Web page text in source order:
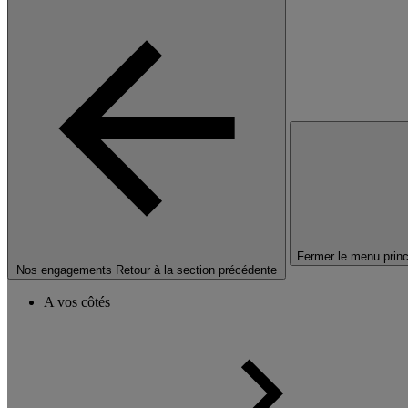
Nos engagements Retour à la section précédente
Fermer le menu
A vos côtés